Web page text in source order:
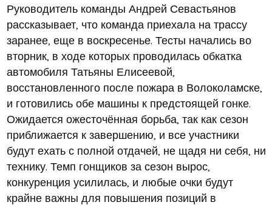
Руководитель команды Андрей Севастьянов
рассказывает, что команда приехала на трассу
заранее, еще в воскресенье. Тесты начались во
вторник, в ходе которых проводилась обкатка
автомобиля Татьяны Елисеевой,
восстановленного после пожара в Волоколамске,
и готовились обе машины к предстоящей гонке.
Ожидается ожесточённая борьба, так как сезон
приближается к завершению, и все участники
будут ехать с полной отдачей, не щадя ни себя, ни
технику. Темп гонщиков за сезон вырос,
конкуренция усилилась, и любые очки будут
крайне важны для повышения позиций в